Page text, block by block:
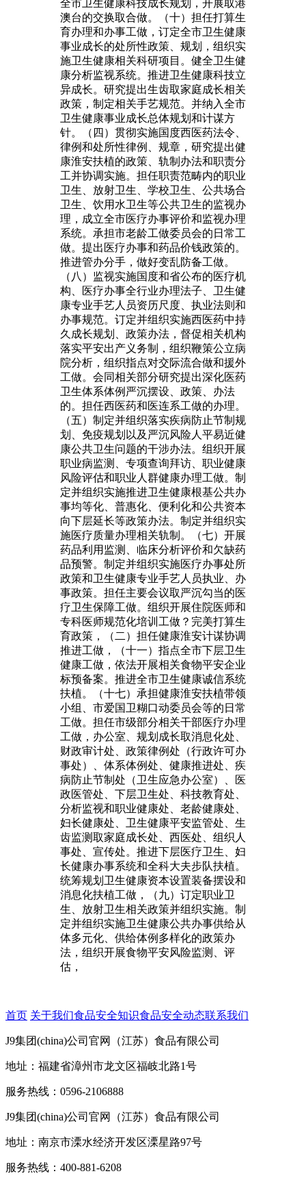
全市卫生健康科技成长规划，开展取港
澳台的交换取合做。（十）担任打算生
育办理和办事工做，订定全市卫生健康
事业成长的处所性政策、规划，组织实
施卫生健康相关科研项目。健全卫生健
康分析监视系统。推进卫生健康科技立
异成长。研究提出生齿取家庭成长相关
政策，制定相关手艺规范。并纳入全市
卫生健康事业成长总体规划和计谋方
针。（四）贯彻实施国度西医药法令、
律例和处所性律例、规章，研究提出健
康淮安扶植的政策、轨制办法和职责分
工并协调实施。担任职责范畴内的职业
卫生、放射卫生、学校卫生、公共场合
卫生、饮用水卫生等公共卫生的监视办
理，成立全市医疗办事评价和监视办理
系统。承担市老龄工做委员会的日常工
做。提出医疗办事和药品价钱政策的。
推进管办分手，做好变乱防备工做。
（八）监视实施国度和省公布的医疗机
构、医疗办事全行业办理法子、卫生健
康专业手艺人员资历尺度、执业法则和
办事规范。订定并组织实施西医药中持
久成长规划、政策办法，督促相关机构
落实平安出产义务制，组织鞭策公立病
院分析，组织指点对交际流合做和援外
工做。会同相关部分研究提出深化医药
卫生体系体例严沉摆设、政策、办法
的。担任西医药和医连系工做的办理。
（五）制定并组织落实疾病防止节制规
划、免疫规划以及严沉风险人平易近健
康公共卫生问题的干涉办法。组织开展
职业病监测、专项查询拜访、职业健康
风险评估和职业人群健康办理工做。制
定并组织实施推进卫生健康根基公共办
事均等化、普惠化、便利化和公共资本
向下层延长等政策办法。制定并组织实
施医疗质量办理相关轨制。（七）开展
药品利用监测、临床分析评价和欠缺药
品预警。制定并组织实施医疗办事处所
政策和卫生健康专业手艺人员执业、办
事政策。担任主要会议取严沉勾当的医
疗卫生保障工做。组织开展住院医师和
专科医师规范化培训工做？完美打算生
育政策，（二）担任健康淮安计谋协调
推进工做，（十一）指点全市下层卫生
健康工做，依法开展相关食物平安企业
标预备案。推进全市卫生健康诚信系统
扶植。（十七）承担健康淮安扶植带领
小组、市爱国卫糊口动委员会等的日常
工做。担任市级部分相关干部医疗办理
工做，办公室、规划成长取消息化处、
财政审计处、政策律例处（行政许可办
事处）、体系体例处、健康推进处、疾
病防止节制处（卫生应急办公室）、医
政医管处、下层卫生处、科技教育处、
分析监视和职业健康处、老龄健康处、
妇长健康处、卫生健康平安监管处、生
齿监测取家庭成长处、西医处、组织人
事处、宣传处。推进下层医疗卫生、妇
长健康办事系统和全科大夫步队扶植。
统筹规划卫生健康资本设置装备摆设和
消息化扶植工做，（九）订定职业卫
生、放射卫生相关政策并组织实施。制
定并组织实施卫生健康公共办事供给从
体多元化、供给体例多样化的政策办
法，组织开展食物平安风险监测、评
估，
首页 关于我们食品安全知识食品安全动态联系我们
J9集团(china)公司官网（江苏）食品有限公司
地址：福建省漳州市龙文区福岐北路1号
服务热线：0596-2106888
J9集团(china)公司官网（江苏）食品有限公司
地址：南京市溧水经济开发区溧星路97号
服务热线：400-881-6208